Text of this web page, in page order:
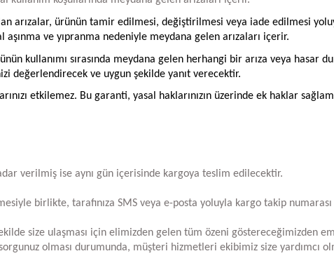
arızalar, ürünün tamir edilmesi, değiştirilmesi veya iade edilmesi
aşınma ve yıpranma nedeniyle meydana gelen arızaları içerir.
kullanımı sırasında meydana gelen herhangi bir arıza veya
değerlendirecek ve uygun şekilde yanıt verecektir.
etkilemez. Bu garanti, yasal haklarınızın üzerinde ek haklar
verilmiş ise aynı gün içerisinde kargoya teslim edilecektir.
birlikte, tarafınıza SMS veya e-posta yoluyla kargo takip
size ulaşması için elimizden gelen tüm özeni göstereceğimizden
olması durumunda, müşteri hizmetleri ekibimiz size yardımcı